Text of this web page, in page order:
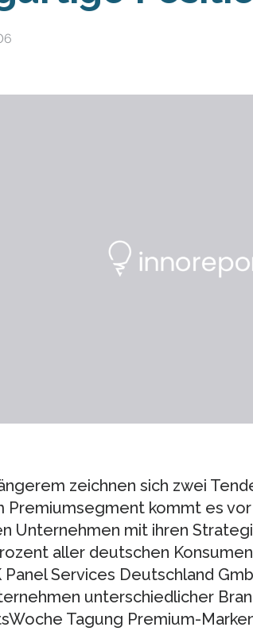
zeichnen sich zwei
Premiumsegment kommt es
Unternehmen mit ihren
aller deutschen
Panel Services Deutschland
unterschiedlicher
Tagung Premium-